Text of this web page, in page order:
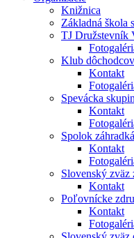
Knižnica
Základná škola
TJ Družstevník
Klub dôchodcov
Kontakt
Spevácka
Kontakt
Spolok
Kontakt
Slovenský zväz
Kontakt
Poľovnícke
Kontakt